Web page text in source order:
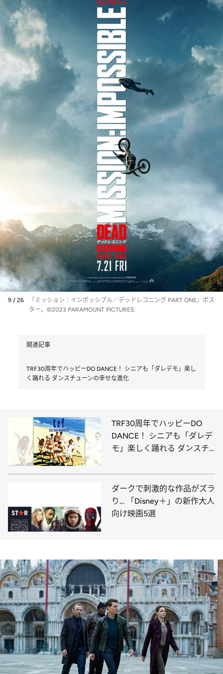
9 / 26
『ミッション：インポッシブル／デッドレコニング PART ONE』ポス
ター。©2023 PARAMOUNT PICTURES.
関連記事
TRF30周年でハッピーDO DANCE！ シニアも「ダレデモ」楽し
く踊れる ダンスチューンの幸せな進化
TRF30周年でハッピーDO
DANCE！ シニアも「ダレデ
モ」楽しく踊れる ダンスチ
ダークで刺激的な作品がズラ
り… 「Disney＋」の新作大人
向け映画5選